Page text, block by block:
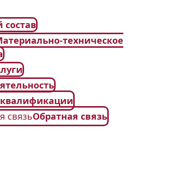
состав
техническое
связьОбратная связь